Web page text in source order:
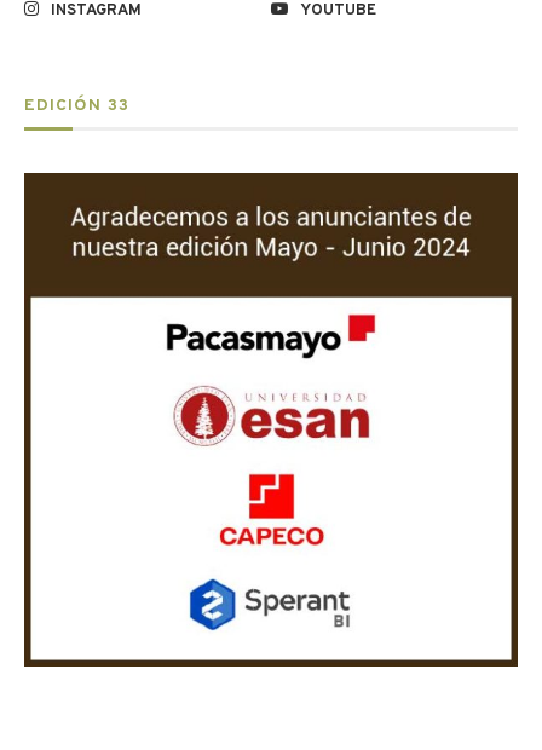
INSTAGRAM
YOUTUBE
EDICIÓN 33